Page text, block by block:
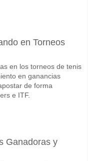
Burnley v Aston
de 57%.
correcto para
Correcto de 1-3
en Torneos
en los torneos de tenis
en ganancias
de forma
e ITF.
Ganadoras y